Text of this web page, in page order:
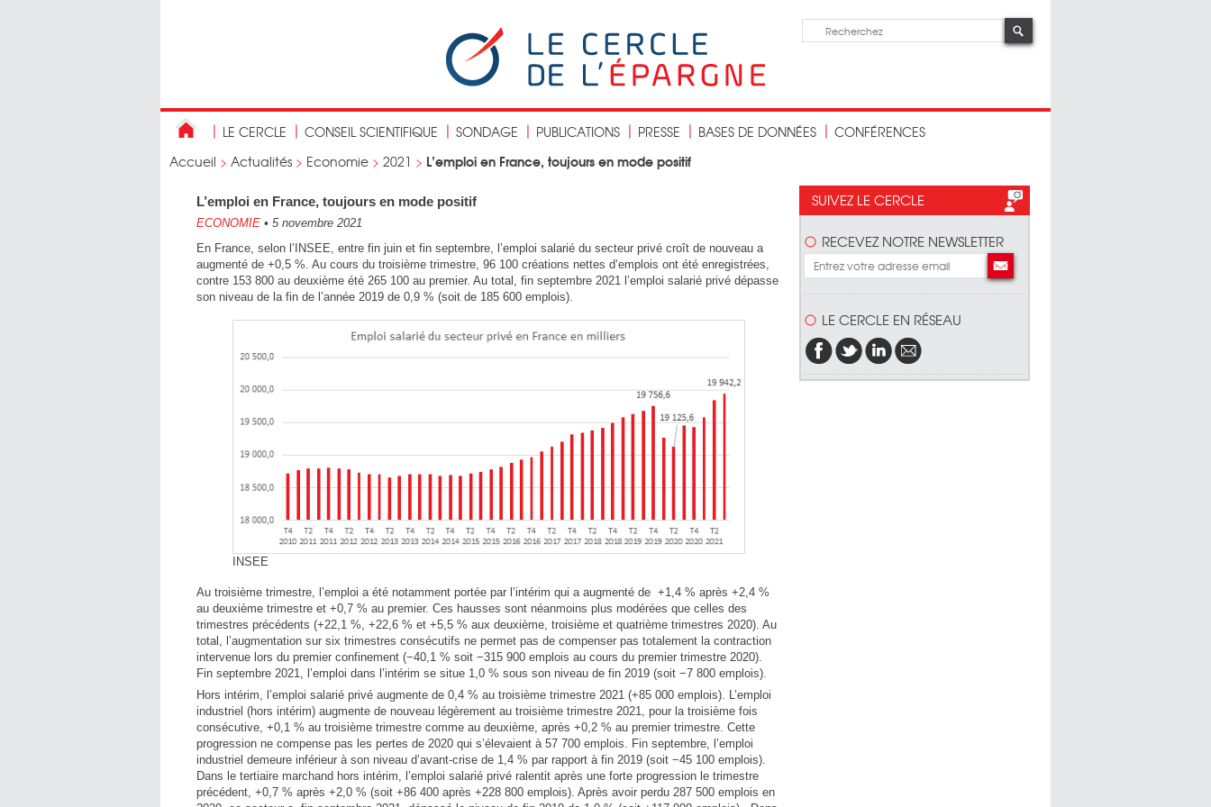
LE CERCLE CONSEIL SCIENTIFIQUE SONDAGE PUBLICATIONS PRESSE BASES DE DONNÉES
CONFÉRENCES
Accueil > Actualités > Economie > 2021 > L’emploi en France, toujours en mode positif
L’emploi en France, toujours en mode positif
ECONOMIE • 5 novembre 2021
En France, selon l’INSEE, entre fin juin et fin septembre, l’emploi salarié du secteur privé croît de nouveau a
augmenté de +0,5 %. Au cours du troisième trimestre, 96 100 créations nettes d’emplois ont été enregistrées,
contre 153 800 au deuxième été 265 100 au premier. Au total, fin septembre 2021 l’emploi salarié privé dépasse
son niveau de la fin de l’année 2019 de 0,9 % (soit de 185 600 emplois).
INSEE
Au troisième trimestre, l’emploi a été notamment portée par l’intérim qui a augmenté de +1,4 % après +2,4 %
au deuxième trimestre et +0,7 % au premier. Ces hausses sont néanmoins plus modérées que celles des
trimestres précédents (+22,1 %, +22,6 % et +5,5 % aux deuxième, troisième et quatrième trimestres 2020). Au
total, l’augmentation sur six trimestres consécutifs ne permet pas de compenser pas totalement la contraction
intervenue lors du premier confinement (−40,1 % soit −315 900 emplois au cours du premier trimestre 2020).
Fin septembre 2021, l’emploi dans l’intérim se situe 1,0 % sous son niveau de fin 2019 (soit −7 800 emplois).
Hors intérim, l’emploi salarié privé augmente de 0,4 % au troisième trimestre 2021 (+85 000 emplois). L’emploi
industriel (hors intérim) augmente de nouveau légèrement au troisième trimestre 2021, pour la troisième fois
consécutive, +0,1 % au troisième trimestre comme au deuxième, après +0,2 % au premier trimestre. Cette
progression ne compense pas les pertes de 2020 qui s’élevaient à 57 700 emplois. Fin septembre, l’emploi
industriel demeure inférieur à son niveau d’avant-crise de 1,4 % par rapport à fin 2019 (soit −45 100 emplois).
Dans le tertiaire marchand hors intérim, l’emploi salarié privé ralentit après une forte progression le trimestre
précédent, +0,7 % après +2,0 % (soit +86 400 après +228 800 emplois). Après avoir perdu 287 500 emplois en
SUIVEZ LE CERCLE
RECEVEZ NOTRE NEWSLETTER
LE CERCLE EN RÉSEAU